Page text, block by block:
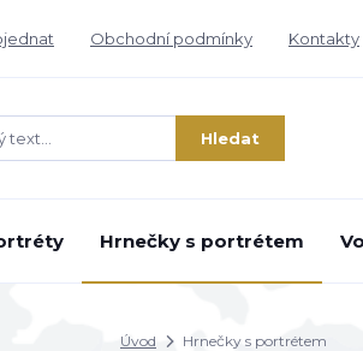
Obchodní podmínky Kontakty
Hledat
Hrnečky s portrétem
Úvod Hrnečky s portrétem